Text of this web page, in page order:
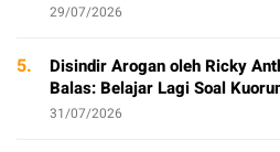
29/07/2026
5.
Disindir Arogan oleh Ricky
Balas: Belajar Lagi Soal
31/07/2026